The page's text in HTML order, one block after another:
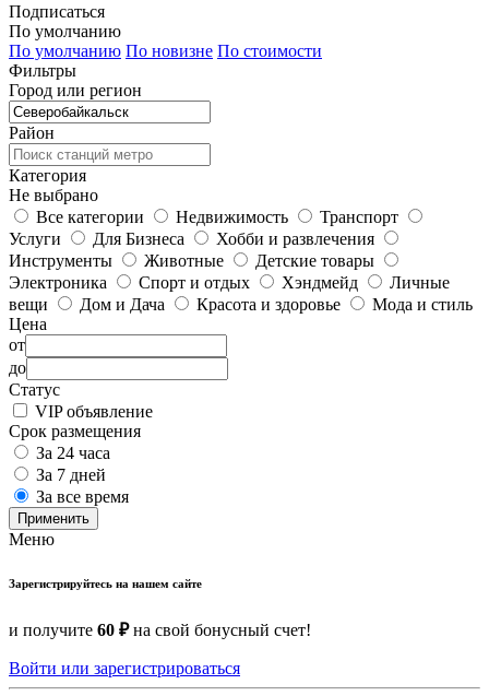
Подписаться
По умолчанию
По умолчанию По новизне По стоимости
Фильтры
Город или регион
Район
Категория
Не выбрано
Все категории
Недвижимость
Транспорт
Услуги
Для Бизнеса
Хобби и развлечения
Инструменты
Животные
Детские товары
Электроника
Спорт и отдых Хэндмейд
Личные
вещи
Дом и Дача Красота и здоровье
Мода и стиль
Цена
от
до
Статус
VIP объявление
Срок размещения
За 24 часа
За 7 дней
За все время
Применить
Меню
Зарегистрируйтесь на нашем сайте
и получите 60 ₽на свой бонусный счет!
Войти или зарегистрироваться